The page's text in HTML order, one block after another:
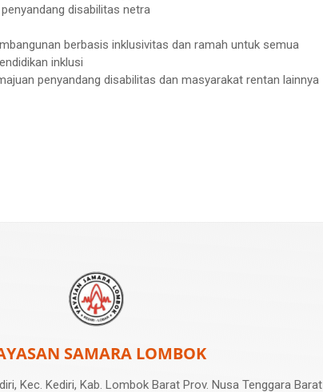
disabilitas netra
berbasis inklusivitas dan ramah untuk semua
inklusi
penyandang disabilitas dan masyarakat rentan lainnya
SAMARA LOMBOK
Kec. Kediri, Kab. Lombok Barat Prov. Nusa Tenggara Barat